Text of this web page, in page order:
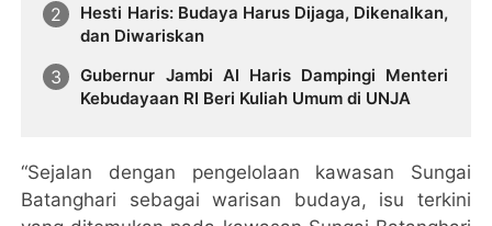
Hesti Haris: Budaya Harus Dijaga, Dikenalkan,
dan Diwariskan
Gubernur Jambi Al Haris Dampingi Menteri
Kebudayaan RI Beri Kuliah Umum di UNJA
“Sejalan dengan pengelolaan kawasan Sungai
Batanghari sebagai warisan budaya, isu terkini